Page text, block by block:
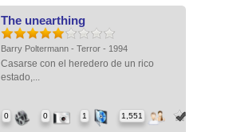
The unearthing
Barry Poltermann - Terror - 1994
Casarse con el heredero de un rico
estado,...
0 0 1 1,551